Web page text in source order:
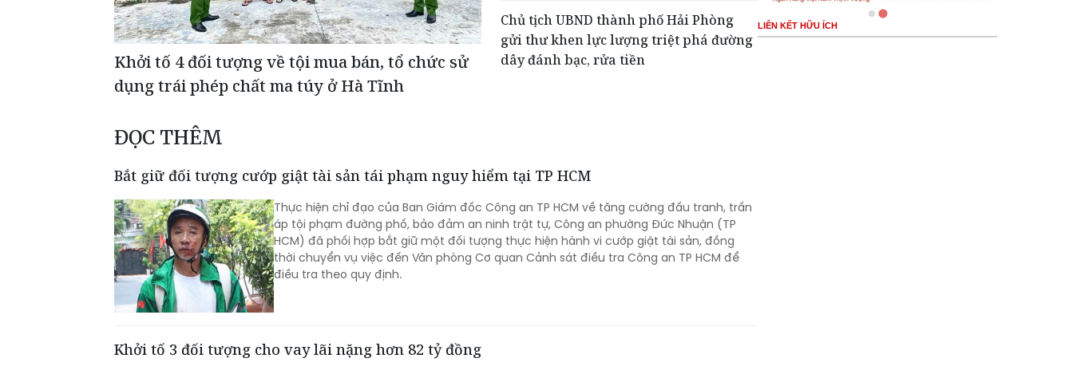
Khởi tố 4 đối tượng về tội mua bán, tổ chức sử
dụng trái phép chất ma túy ở Hà Tĩnh
Chủ tịch UBND thành phố Hải Phòng
gửi thư khen lực lượng triệt phá đường
dây đánh bạc, rửa tiền
ĐỌC THÊM
Bắt giữ đối tượng cướp giật tài sản tái phạm nguy hiểm tại TP HCM
Thực hiện chỉ đạo của Ban Giám đốc Công an TP HCM về tăng cường đấu tranh, trấn
áp tội phạm đường phố, bảo đảm an ninh trật tự, Công an phường Đức Nhuận (TP
HCM) đã phối hợp bắt giữ một đối tượng thực hiện hành vi cướp giật tài sản, đồng
thời chuyển vụ việc đến Văn phòng Cơ quan Cảnh sát điều tra Công an TP HCM để
điều tra theo quy định.
Khởi tố 3 đối tượng cho vay lãi nặng hơn 82 tỷ đồng
LIÊN KẾT HỮU ÍCH